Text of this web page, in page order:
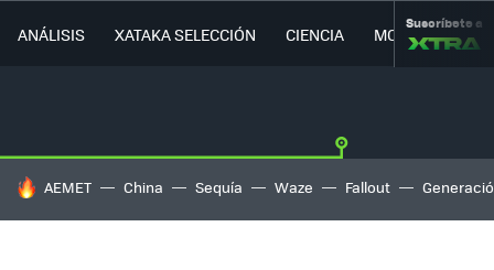
ANÁLISIS XATAKA SELECCIÓN CIENCIA MOVILIDAD
Suscríbete a
HOY SE HABLA DE
AEMET China Sequía Waze Fallout